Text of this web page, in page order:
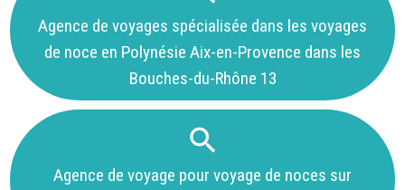
Agence de voyages spécialisée dans les voyages
de noce en Polynésie Aix-en-Provence dans les
Bouches-du-Rhône 13
Agence de voyage pour voyage de noces sur